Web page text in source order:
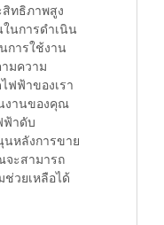
สิทธิภาพสูง
นการดำเนิน
การใช้งาน
มความ
ฟฟ้าของเรา
งานของคุณ
ฟ้าดับ
นหลังการขาย
จะสามารถ
ช่วยเหลือได้